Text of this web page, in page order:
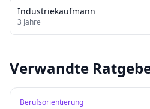
Industriekaufmann
3 Jahre
Verwandte
Berufsorientierung